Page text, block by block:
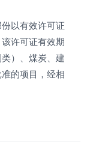
以有效许可证
许可证有效期
）、煤炭、建
的项目，经相